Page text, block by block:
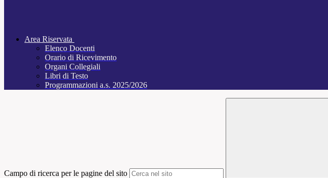
Area Riservata
Elenco Docenti
Orario di Ricevimento
Organi Collegiali
Libri di Testo
Programmazioni a.s. 2025/2026
Campo di ricerca per le pagine del sito